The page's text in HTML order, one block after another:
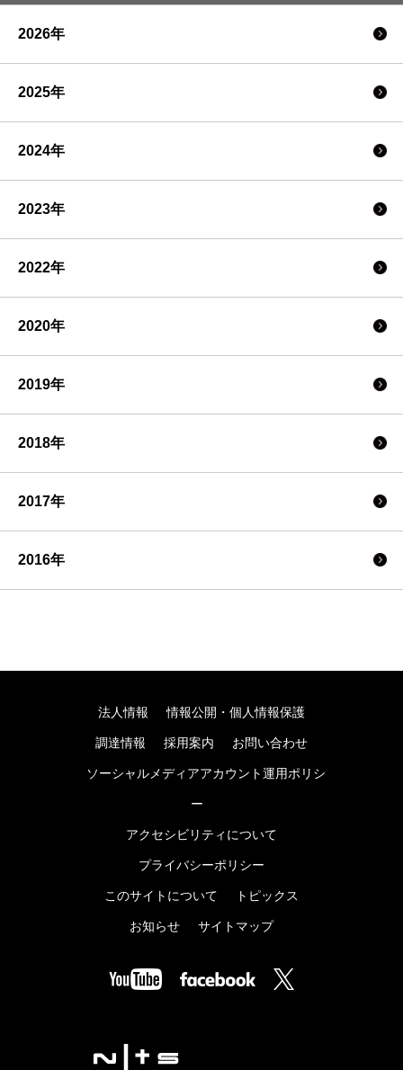
2026年
2025年
2024年
2023年
2022年
2020年
2019年
2018年
2017年
2016年
法人情報 情報公開・個人情報保護
調達情報 採用案内 お問い合わせ
ソーシャルメディアアカウント運用ポリシ
ー
アクセシビリティについて
プライバシーポリシー
このサイトについて トピックス
お知らせ サイトマップ